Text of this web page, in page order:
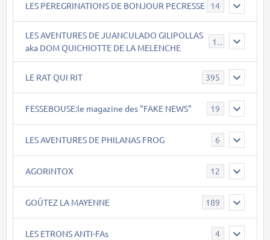
LES PEREGRINATIONS DE BONJOUR PECRESSE 14
LES AVENTURES DE JUANCULADO GILIPOLLAS
aka DOM QUICHIOTTE DE LA MELENCHE
119
LE RAT QUI RIT 395
FESSEBOUSE:le magazine des "FAKE NEWS" 19
LES AVENTURES DE PHILANAS FROG 6
AGORINTOX 12
GOÛTEZ LA MAYENNE 189
LES ETRONS ANTI-FAs 4